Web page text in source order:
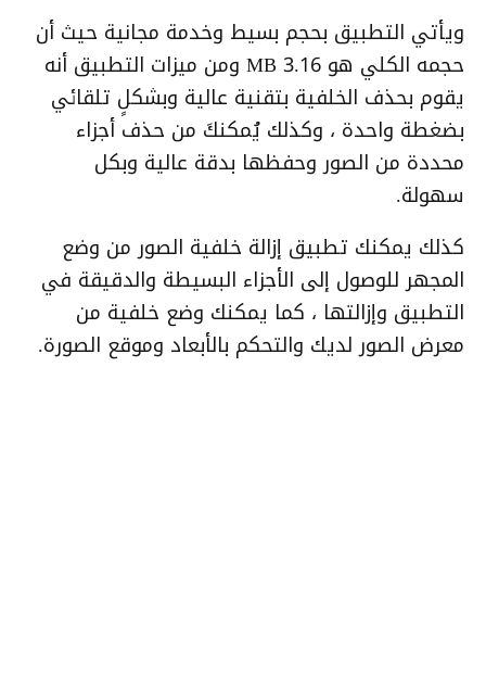
ويأتي التطبيق بحجم بسيط وخدمة مجانية حيث أن
حجمه الكلي هو 3.16 MB ومن ميزات التطبيق أنه
يقوم بحذف الخلفية بتقنية عالية وبشكلٍ تلقائي
بضغطة واحدة ، وكذلك يُمكنكَ من حذف أجزاء
محددة من الصور وحفظها بدقة عالية وبكل
سهولة.
كذلك يمكنك تطبيق إزالة خلفية الصور من وضع
المجهر للوصول إلى الأجزاء البسيطة والدقيقة في
التطبيق وإزالتها ، كما يمكنك وضع خلفية من
معرض الصور لديك والتحكم بالأبعاد وموقع الصورة.